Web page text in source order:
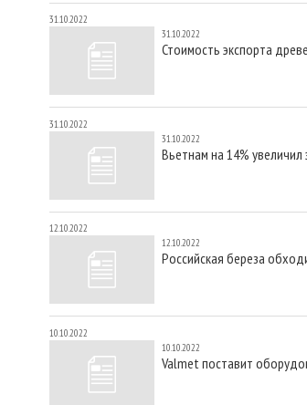
31.10.2022
31.10.2022
Стоимость экспорта
31.10.2022
31.10.2022
Вьетнам на 14%
12.10.2022
12.10.2022
Российская береза
10.10.2022
10.10.2022
Valmet поставит